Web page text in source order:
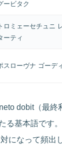
ービタク
ロミェーセチュニ
ーティ
スローヴナ ゴーデ
dobit（最終
る基本語です
になって頻出